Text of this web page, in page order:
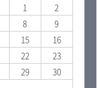
1
2
8
9
15
16
22
23
29
30